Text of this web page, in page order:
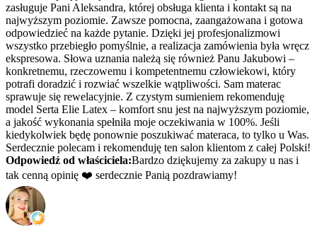
zasługuje Pani Aleksandra, której obsługa klienta i kontakt są na
najwyższym poziomie. Zawsze pomocna, zaangażowana i gotowa
odpowiedzieć na każde pytanie. Dzięki jej profesjonalizmowi
wszystko przebiegło pomyślnie, a realizacja zamówienia była wręcz
ekspresowa. Słowa uznania należą się również Panu Jakubowi –
konkretnemu, rzeczowemu i kompetentnemu człowiekowi, który
potrafi doradzić i rozwiać wszelkie wątpliwości. Sam materac
sprawuje się rewelacyjnie. Z czystym sumieniem rekomenduję
model Serta Elie Latex – komfort snu jest na najwyższym poziomie,
a jakość wykonania spełniła moje oczekiwania w 100%. Jeśli
kiedykolwiek będę ponownie poszukiwać materaca, to tylko u Was.
Serdecznie polecam i rekomenduję ten salon klientom z całej Polski!
Odpowiedź od właściciela:Bardzo dziękujemy za zakupy u nas i
tak cenną opinię ❤️ serdecznie Panią pozdrawiamy!